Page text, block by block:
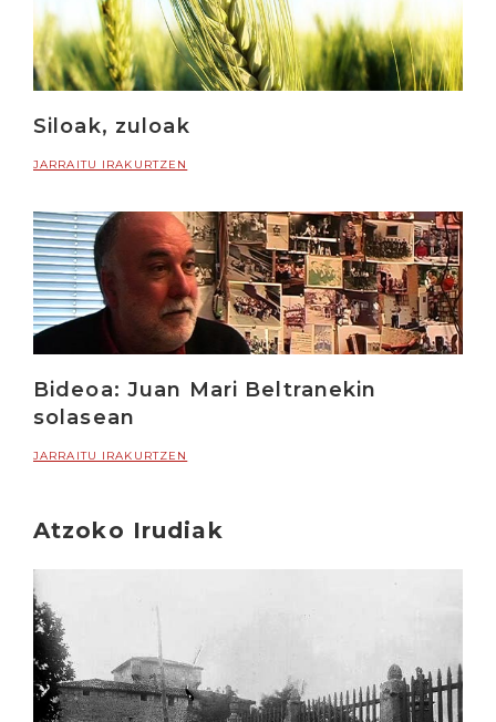
Siloak, zuloak
JARRAITU IRAKURTZEN
Bideoa: Juan Mari Beltranekin
solasean
JARRAITU IRAKURTZEN
Atzoko Irudiak